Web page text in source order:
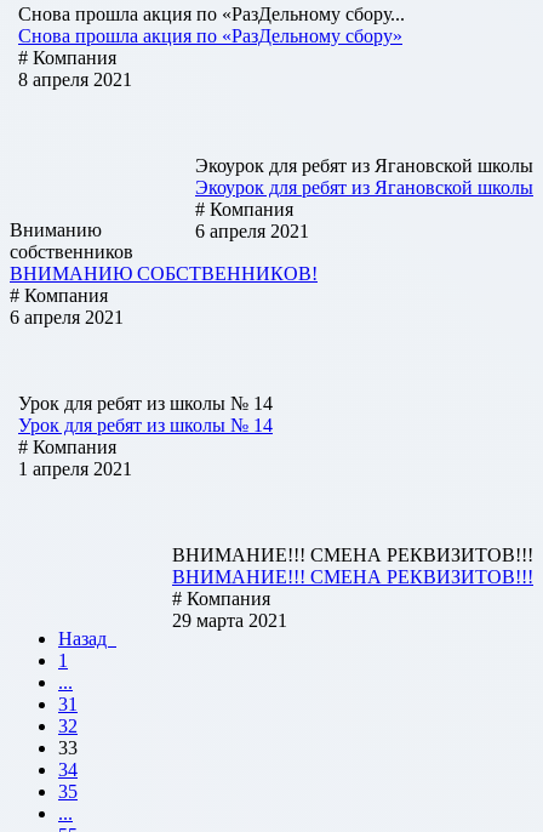
Снова прошла акция по «РазДельному сбору...
Снова прошла акция по «РазДельному сбору»
# Компания
8 апреля 2021
Экоурок для ребят из Ягановской школы
Экоурок для ребят из Ягановской школы
# Компания
6 апреля 2021
Вниманию
собственников
ВНИМАНИЮ СОБСТВЕННИКОВ!
# Компания
6 апреля 2021
Урок для ребят из школы № 14
Урок для ребят из школы № 14
# Компания
1 апреля 2021
ВНИМАНИЕ!!! СМЕНА РЕКВИЗИТОВ!!!
ВНИМАНИЕ!!! СМЕНА РЕКВИЗИТОВ!!!
# Компания
29 марта 2021
Назад
1
...
31
32
33
34
35
...